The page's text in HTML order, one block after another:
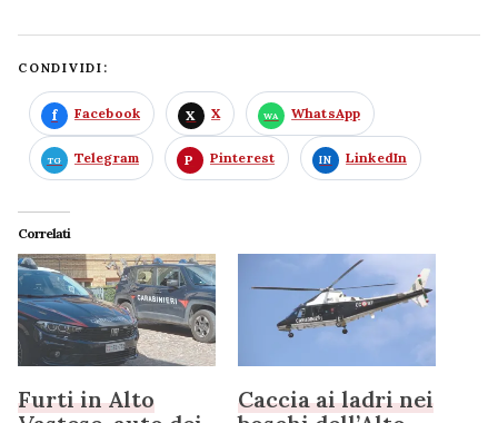
CONDIVIDI:
Facebook X WhatsApp
Telegram Pinterest LinkedIn
Correlati
Furti in Alto
Caccia ai ladri nei